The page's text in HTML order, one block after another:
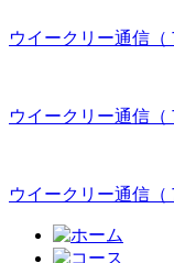
ウイークリー通信（
ウイークリー通信（
ウイークリー通信（